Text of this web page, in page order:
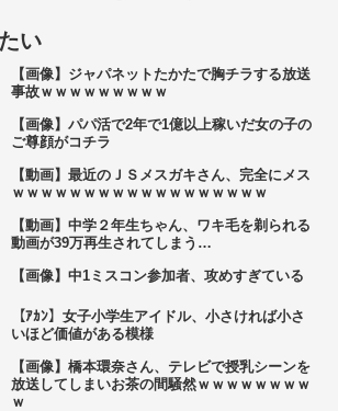
い
【画像】ジャパネットたかたで胸チラする放送
事故ｗｗｗｗｗｗｗｗｗ
【画像】パパ活で2年で1億以上稼いだ女の子の
ご尊顔がコチラ
【動画】最近のＪＳメスガキさん、完全にメス
ｗｗｗｗｗｗｗｗｗｗｗｗｗｗｗｗｗｗ
【動画】中学２年生ちゃん、ワキ毛を剃られる
動画が39万再生されてしまう…
【画像】中1ミスコン参加者、攻めすぎている
【ｱｶﾝ】女子小学生アイドル、小さければ小さ
いほど価値がある模様
【画像】橋本環奈さん、テレビで授乳シーンを
放送してしまいお茶の間騒然ｗｗｗｗｗｗｗｗ
ｗ